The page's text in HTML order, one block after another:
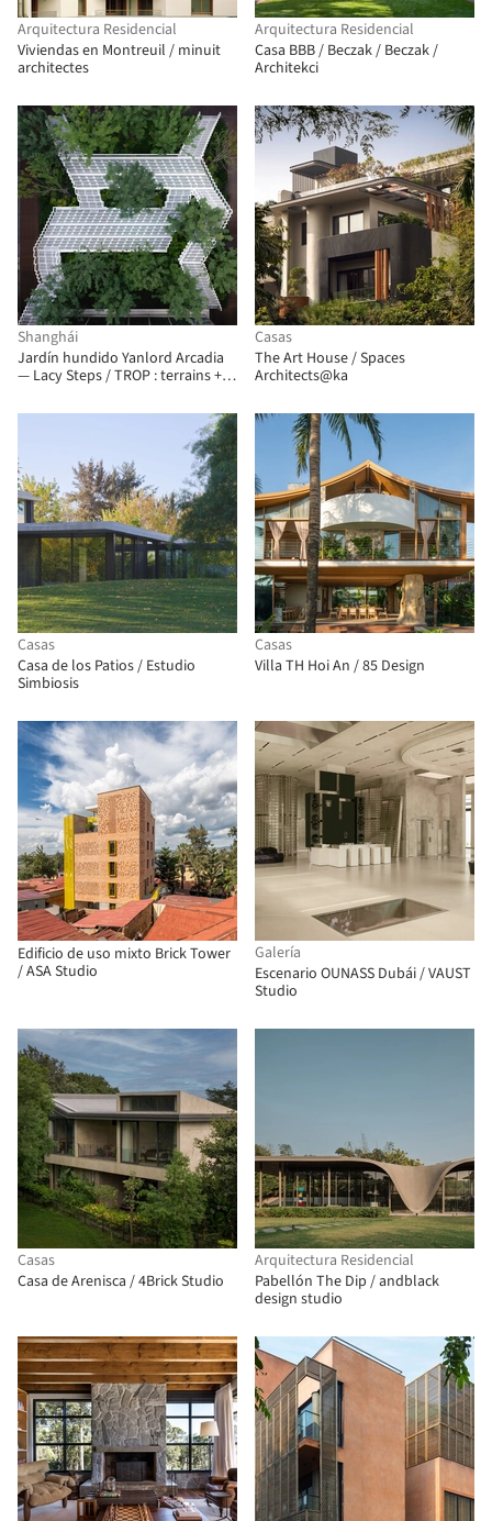
Arquitectura Residencial
Viviendas en Montreuil / minuit
architectes
Arquitectura Residencial
Casa BBB / Beczak / Beczak /
Architekci
Shanghái
Jardín hundido Yanlord Arcadia
— Lacy Steps / TROP : terrains +
Casas
The Art House / Spaces
Architects@ka
Casas
Casa de los Patios / Estudio
Simbiosis
Casas
Villa TH Hoi An / 85 Design
Edificio de uso mixto Brick Tower
/ ASA Studio
Galería
Escenario OUNASS Dubái / VAUST
Studio
Casas
Casa de Arenisca / 4Brick Studio
Arquitectura Residencial
Pabellón The Dip / andblack
design studio